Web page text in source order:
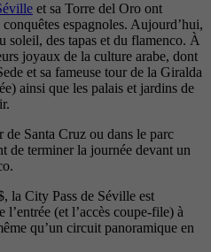
et sa Torre del Oro ont
espagnoles. Aujourd’hui,
soleil, des tapas et du flamenco. À
joyaux de la culture arabe, dont
et sa fameuse tour de la Giralda
ainsi que les palais et jardins de
Santa Cruz ou dans le parc
de terminer la journée devant un
la City Pass de Séville est
l’entrée (et l’accès coupe-file) à
qu’un circuit panoramique en